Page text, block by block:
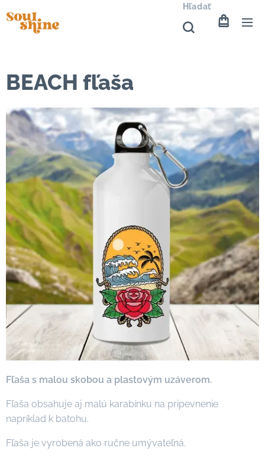
Hľadať
BEACH fľaša
Fľaša s malou skobou a plastovým uzáverom.
Fľaša obsahuje aj malú karabínku na pripevnenie
napríklad k batohu.
Fľaša je vyrobená ako ručne umývateľná.